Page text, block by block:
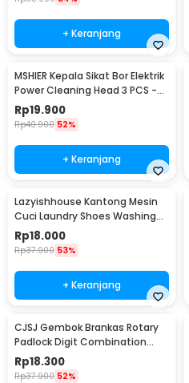
+ Keranjang
MSHIER Kepala Sikat Bor Elektrik
Power Cleaning Head 3 PCS -
DB003
Rp19.900
Rp40.900 52%
+ Keranjang
Lazyishhouse Kantong Mesin
Cuci Laundry Shoes Washing
Mesh Bag - 62319
Rp18.000
Rp37.900 53%
+ Keranjang
CJSJ Gembok Brankas Rotary
Padlock Digit Combination
Padlock - CH-209
Rp18.300
Rp37.900 52%